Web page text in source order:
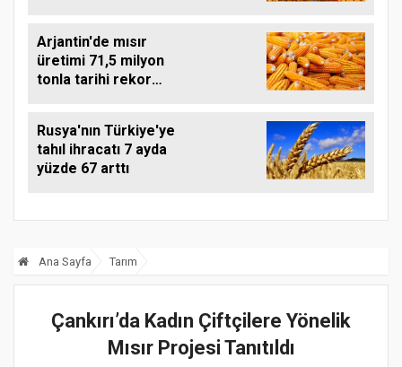
Arjantin'de mısır
üretimi 71,5 milyon
tonla tarihi rekor
Rusya'nın Türkiye'ye
tahıl ihracatı 7 ayda
yüzde 67 arttı
Ana Sayfa Tarım
Çankırı’da Kadın Çiftçilere Yönelik
Mısır Projesi Tanıtıldı